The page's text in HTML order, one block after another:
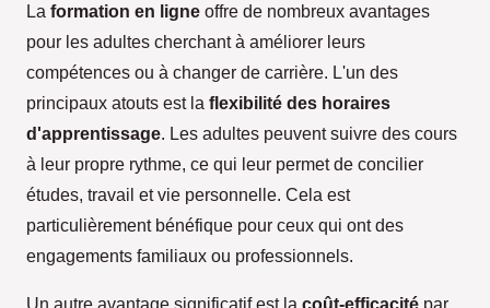
La formation en ligne offre de nombreux avantages
pour les adultes cherchant à améliorer leurs
compétences ou à changer de carrière. L'un des
principaux atouts est la flexibilité des horaires
d'apprentissage. Les adultes peuvent suivre des cours
à leur propre rythme, ce qui leur permet de concilier
études, travail et vie personnelle. Cela est
particulièrement bénéfique pour ceux qui ont des
engagements familiaux ou professionnels.
Un autre avantage significatif est la coût-efficacité par